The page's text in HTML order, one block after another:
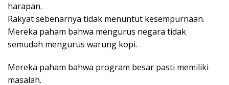
harapan.
Rakyat sebenarnya tidak menuntut kesempurnaan.
Mereka paham bahwa mengurus negara tidak
semudah mengurus warung kopi.
Mereka paham bahwa program besar pasti memiliki
masalah.